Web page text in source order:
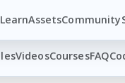
LearnAssetsCommunity
VideosCoursesFAQ